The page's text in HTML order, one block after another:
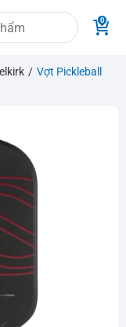
/ Vợt Pickleball